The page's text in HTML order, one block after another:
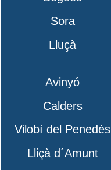
Sora
Lluçà
Avinyó
Calders
Vilobí del Penedès
Lliçà d´Amunt